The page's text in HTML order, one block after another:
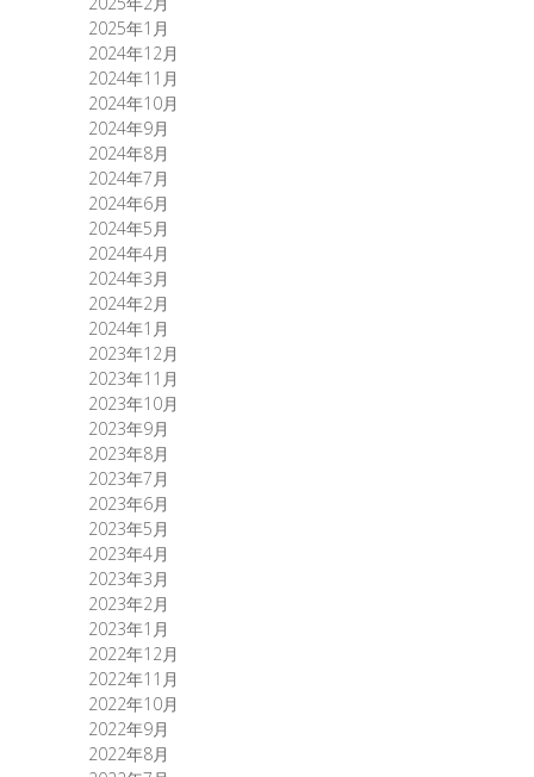
2025年1月
2024年12月
2024年11月
2024年10月
2024年9月
2024年8月
2024年7月
2024年6月
2024年5月
2024年4月
2024年3月
2024年2月
2024年1月
2023年12月
2023年11月
2023年10月
2023年9月
2023年8月
2023年7月
2023年6月
2023年5月
2023年4月
2023年3月
2023年2月
2023年1月
2022年12月
2022年11月
2022年10月
2022年9月
2022年8月